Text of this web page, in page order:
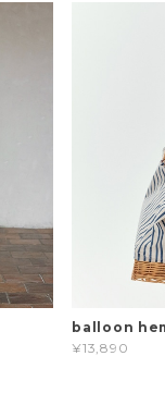
balloon
¥13,890